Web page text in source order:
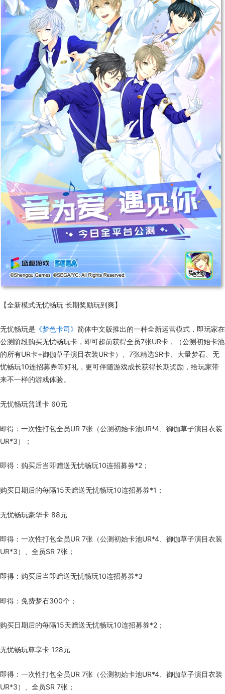
【全新模式无忧畅玩 长期奖励玩到爽】
无忧畅玩是 《梦色卡司》 简体中文版推出的一种全新运营模式，即玩家在
公测阶段购买无忧畅玩卡，即可超前获得全员7张UR卡，（公测初始卡池
的所有UR卡+御伽草子演目衣装UR卡）、7张精选SR卡、大量梦石、无
忧畅玩10连招募券等好礼，更可伴随游戏成长获得长期奖励，给玩家带
来不一样的游戏体验。
无忧畅玩普通卡 60元
即得：一次性打包全员UR 7张（公测初始卡池UR*4、御伽草子演目衣装
UR*3）；
即得：购买后当即赠送无忧畅玩10连招募券*2；
购买日期后的每隔15天赠送无忧畅玩10连招募券*1；
无忧畅玩豪华卡 88元
即得：一次性打包全员UR 7张（公测初始卡池UR*4、御伽草子演目衣装
UR*3）、全员SR 7张；
即得：购买后当即赠送无忧畅玩10连招募券*3
即得：免费梦石300个；
购买日期后的每隔15天赠送无忧畅玩10连招募券*2；
无忧畅玩尊享卡 128元
即得：一次性打包全员UR 7张（公测初始卡池UR*4、御伽草子演目衣装
UR*3）、全员SR 7张；